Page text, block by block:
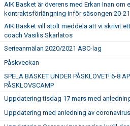
AIK Basket är överens med Erkan Inan om
kontraktsförlängning inför säsongen 20-
AIK Basket vill stolt meddela att vi skrivit
coach Vasilis Skarlatos
Serieanmälan 2020/2021 ABC-lag
Påskveckan
SPELA BASKET UNDER PÅSKLOVET! 6-8
PÅSKLOVSCAMP
Uppdatering tisdag 17 mars med
Uppdatering med anledning av